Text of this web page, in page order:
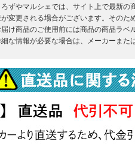
ろずやマルシェでは、サイト上で最新
変更される場合がございます。そのた
届け商品のご使用前には商品の商品ラベ
な情報が必要な場合は、メーカーまた